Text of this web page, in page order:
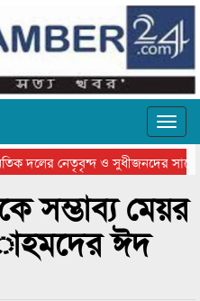
দলের নেতৃবৃন্দ ও সুধীজনদের সাথে
বাংলাদেশ গ্রুপ থিয়েটার
সম্ভাব্য মেয়র
ঈদ